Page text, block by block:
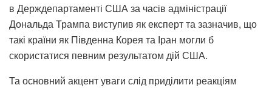
в Держдепартаменті США за часів адміністрації
Дональда Трампа виступив як експерт та зазначив, що
такі країни як Південна Корея та Іран могли б
скористатися певним результатом дій США.
Та основний акцент уваги слід приділити реакціям